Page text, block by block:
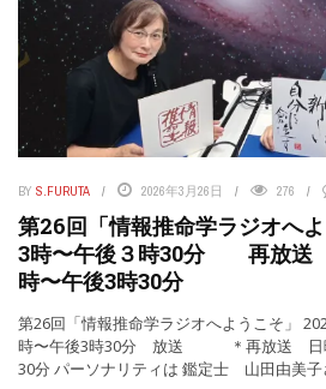
BY S.FURUTA 2026年3月26日 276
第26回「情報推命学ラジオへ
3時〜午後３時30分 再放
時〜午後3時30分
第26回「情報推命学ラジオへようこそ」
時〜午後3時30分 放送 ＊再放送 日
30分 パーソナリティは 鑑定士 山田由美